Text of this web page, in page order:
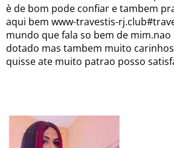
è de bom pode confiar e tambem
aqui bem www-travestis-
mundo que fala so bem de
dotado mas tambem muito
quisse ate muito patrao posso